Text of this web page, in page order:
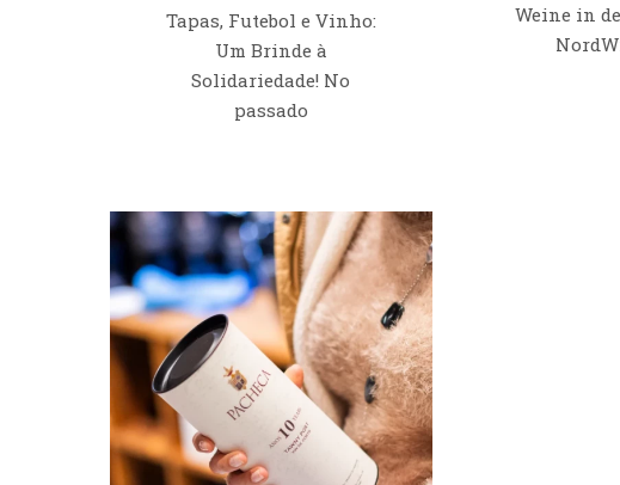
Tapas, Futebol e Vinho:
Um Brinde à
Solidariedade! No
passado
Weine in